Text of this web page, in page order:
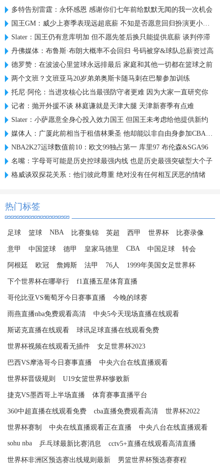
多特告别雷霆：永怀感恩 感谢你们七年前给默默无闻的我一次机会
国王GM：威少上赛季表现远超底薪 不知是否愿意回归扮演更小角色
Slater：国王仍有意库明加 但不愿先签后换只能提供底薪 谈判停滞
丹佛媒体：布鲁斯·布朗大概率不会回归 号码被穿&球队总薪资过高
德罗赞：在波波心里篮球永远排最后 家庭和其他一切都在篮球之前
两个文班？文班亚马20岁弟弟奥斯卡随马刺在巴黎参加训练
托尼·阿伦：当进攻核心比当最强防守者更难 因为大家一直研究你
记者：抛开外援不谈 林庭谦就是天津大腿 天津新赛季有点难
Slater：小萨愿意全身心投入效力国王 但国王未考虑给他提供新约
媒体人：广厦此前相当于租借林秉圣 他却能以非自由身参加CBA选秀
NBA2K27运球数值前10：欧文99独占第一 库里97 布伦森&SGA96
名嘴：字母哥可能是历史控球最强内线 也是历史最强突破型大个子
格威谈双探花关系：他们彼此尊重 绝对没有任何相互厌恶的情绪
热门标签
足球 篮球 NBA 比赛集锦 英超 西甲 世界杯 比赛录像
意甲 中国篮球 德甲 皇家马德里 CBA 中国足球 转会
阿根廷 欧冠 詹姆斯 法甲 76人 1999年美国女足世界杯
下个世界杯在哪举行 f1直播五星体育直播
哥伦比亚VS葡萄牙今日赛事直播 今晚的球赛
雨燕直播nba免费观看高清 中央5今天现场直播在线观看
斯诺克直播在线观看 球讯足球直播在线观看免费
世界杯视频在线观看无插件 女足世界杯2023
巴西VS摩洛哥今日赛事直播 中央六台在线直播观看
世界杯晋级规则 U19女篮世界杯惨败新
捷克VS墨西哥上半场直播 体育赛事直播平台
360中超直播在线观看免费 cba直播免费观看高清 世界杯2022
世界杯赛制 中央在线直播观看正在直播 中央八台在线直播观看
sohu nba 乒乓球最新比赛消息 cctv5+直播在线观看高清直播
世界杯非洲区预选赛出线规则最新 男篮世界杯预选赛赛程